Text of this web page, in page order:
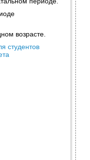
возрасте.
студентов